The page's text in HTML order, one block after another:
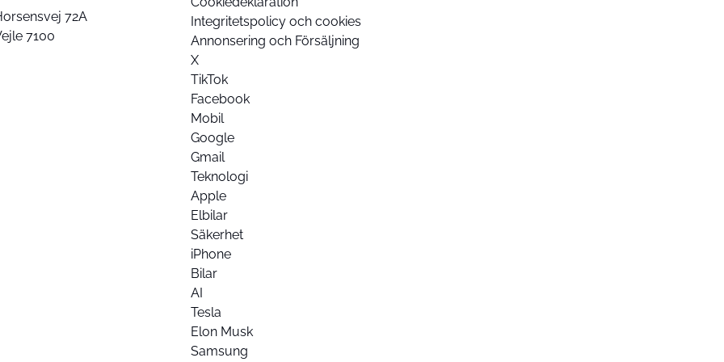
72A
7100
Integritetspolicy och cookies
Annonsering och Försäljning
X
TikTok
Facebook
Mobil
Google
Gmail
Teknologi
Apple
Elbilar
Säkerhet
iPhone
Bilar
AI
Tesla
Elon Musk
Samsung